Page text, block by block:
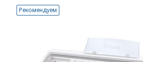
Рекомендуем